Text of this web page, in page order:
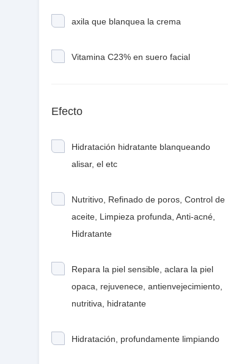
axila que blanquea la crema
Vitamina C23% en suero facial
Efecto
Hidratación hidratante blanqueando
alisar, el etc
Nutritivo, Refinado de poros, Control de
aceite, Limpieza profunda, Anti-acné,
Hidratante
Repara la piel sensible, aclara la piel
opaca, rejuvenece, antienvejecimiento,
nutritiva, hidratante
Hidratación, profundamente limpiando